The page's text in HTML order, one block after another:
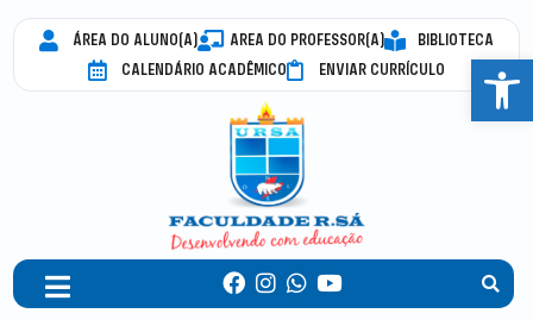
ÁREA DO ALUNO(A) AREA DO PROFESSOR(A)
BIBLIOTECA
CALENDÁRIO ACADÊMICO
ENVIAR CURRÍCULO Abrir